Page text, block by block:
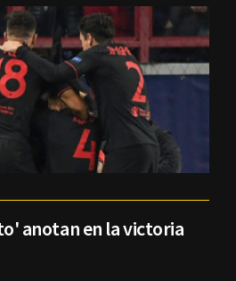
anotan en la victoria